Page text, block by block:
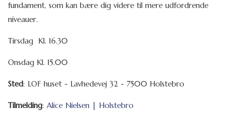
fundament, som kan bære dig videre til mere udfordrende
niveauer.
Tirsdag Kl. 16.30
Onsdag Kl. 15.00
Sted: LOF huset - Lavhedevej 32 - 7500 Holstebro
Tilmelding:Alice Nielsen | Holstebro